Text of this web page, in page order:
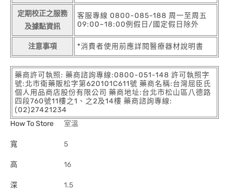
定期校正之服務
及據點資訊
客服專線 0800-085-188 周一至周五
09:00~18:00例假日/國定假日除外
注意事項 *消費者使用前應詳閱醫療器材說明書
藥商許可執照: 藥商諮詢專線:0800-051-148 許可執照字
號:北市衛藥販松字第620101C611號 藥商名稱:台灣屈臣氏
個人用品商店股份有限公司 藥商地址:台北市松山區八德路
四段760號11樓之1、之2及14樓 藥商諮詢專線:
(02)27421234
How To Store
室溫
寬 5
高 16
深 1.5